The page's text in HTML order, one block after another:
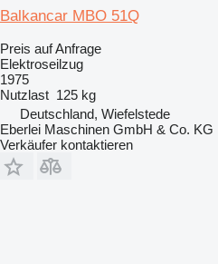
Balkancar MBO 51Q
Preis auf Anfrage
Elektroseilzug
1975
Nutzlast 125 kg
Deutschland, Wiefelstede
Eberlei Maschinen GmbH & Co. KG
Verkäufer kontaktieren